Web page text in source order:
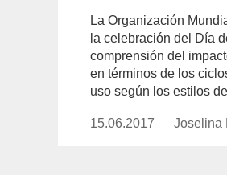
La Organización
la celebración del Día
comprensión del
en términos de los
uso según los estilos
Publicado
15.06.2017
https://
Joselina